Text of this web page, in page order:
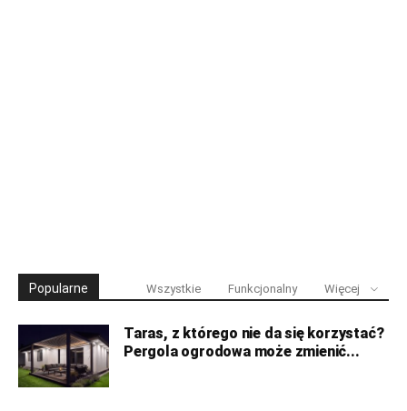
Popularne Wszystkie Funkcjonalny Więcej
Taras, z którego nie da się korzystać?
Pergola ogrodowa może zmienić...